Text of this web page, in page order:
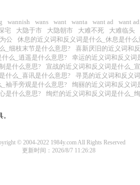
wannish wans want wanta want ad want ad.
宅 大隐于市 大隐朝市 大难不死 大难临头
公 休息的近义词和反义词是什么_休息是什么
_细枝末节是什么意思?
喜新厌旧的近义词和
么_逍遥是什么意思? 幸运的近义词和反义词
是什么意思? 宣战的近义词和反义词是什么_
什么_喜讯是什么意思? 寻觅的近义词和反义
袖手旁观是什么意思? 绚丽的近义词和反义词
是什么意思? 绚烂的近义词和反义词是什么_
© 2004-2022 1984y.com All Rights Reserved
更新时间：2026/8/7 11:26:28